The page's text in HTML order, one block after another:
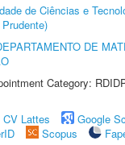
de Ciências e
DE
Category:
CV Lattes
Google
Scopus